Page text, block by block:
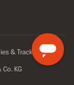
& Tracking
KG